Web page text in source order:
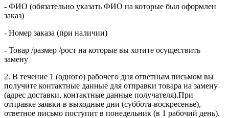
- ФИО (обязательно указать ФИО на которые был оформлен
заказ)
- Номер заказа (при наличии)
- Товар /размер /рост на которые вы хотите осуществить
замену
2. В течение 1 (одного) рабочего дня ответным письмом вы
получите контактные данные для отправки товара на замену
(адрес доставки, контактные данные получателя).При
отправке заявки в выходные дни (суббота-воскресенье),
ответное письмо поступит в понедельник (в 1 рабочий день).